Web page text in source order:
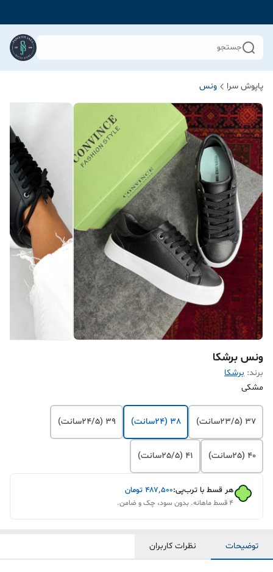
جستجو
پاپوش سرا ونس
ونس برشکا
برند: برشکا
مشکی
37 (23/5سانت) 38 (24سانت) 39 (24/5سانت)
40 (25سانت) 41 (25/5سانت)
هر قسط با ترب‌پی:۴۸۷٬۵۰۰ تومان
۴ قسط ماهانه. بدون سود، چک و ضامن.
توضیحات نظرات کاربران